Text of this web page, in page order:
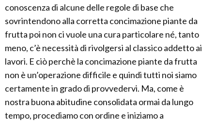
conoscenza di alcune delle regole di base che
sovrintendono alla corretta concimazione piante da
frutta poi non ci vuole una cura particolare né, tanto
meno, c’è necessità di rivolgersi al classico addetto ai
lavori. E ciò perchè la concimazione piante da frutta
non è un’operazione difficile e quindi tutti noi siamo
certamente in grado di provvedervi. Ma, come è
nostra buona abitudine consolidata ormai da lungo
tempo, procediamo con ordine e iniziamo a